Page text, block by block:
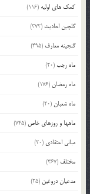
کمک های اولیه (116)
گلچین احادیث (372)
گنجینه معارف (495)
ماه رجب(20)
ماه رمضان(176)
ماه شعبان(20)
ماهها و روزهای خاص (745)
مبانی اعتقادی (20)
مختلف (367)
مدعیان دروغین (25)